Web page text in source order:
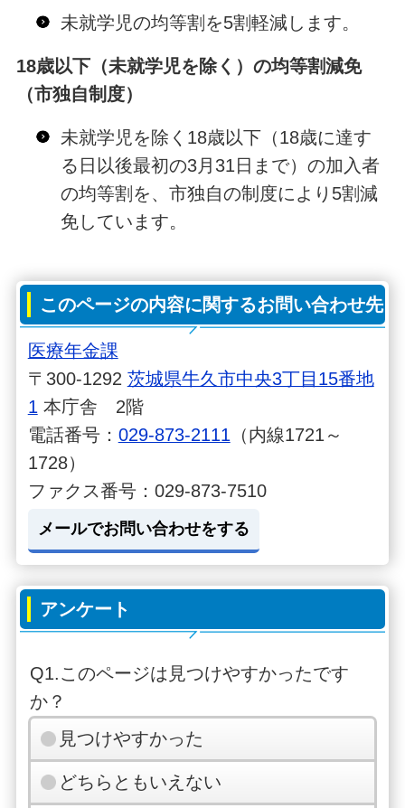
未就学児の均等割を5割軽減します。
18歳以下（未就学児を除く）の均等割減免
（市独自制度）
未就学児を除く18歳以下（18歳に達す
る日以後最初の3月31日まで）の加入者
の均等割を、市独自の制度により5割減
免しています。
このページの内容に関するお問い合わせ先
医療年金課
〒300-1292 茨城県牛久市中央3丁目15番地
1 本庁舎 2階
電話番号： 029-873-2111 （内線1721～
1728）
ファクス番号：029-873-7510
メールでお問い合わせをする
アンケート
Q1.このページは見つけやすかったです
か？
見つけやすかった
どちらともいえない